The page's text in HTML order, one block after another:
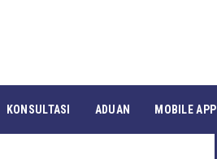
KONSULTASI ADUAN MOBILE APP